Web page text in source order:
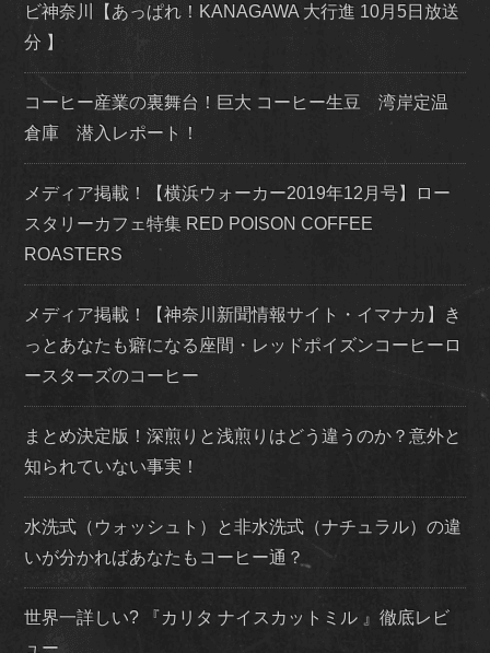
ビ神奈川【あっぱれ！KANAGAWA 大行進 10月5日放送
分 】
コーヒー産業の裏舞台！巨大 コーヒー生豆 湾岸定温
倉庫 潜入レポート！
メディア掲載！【横浜ウォーカー2019年12月号】ロー
スタリーカフェ特集 RED POISON COFFEE
ROASTERS
メディア掲載！【神奈川新聞情報サイト・イマナカ】き
っとあなたも癖になる座間・レッドポイズンコーヒーロ
ースターズのコーヒー
まとめ決定版！深煎りと浅煎りはどう違うのか？意外と
知られていない事実！
水洗式（ウォッシュト）と非水洗式（ナチュラル）の違
いが分かればあなたもコーヒー通？
世界一詳しい? 『カリタ ナイスカットミル 』徹底レビ
ュー